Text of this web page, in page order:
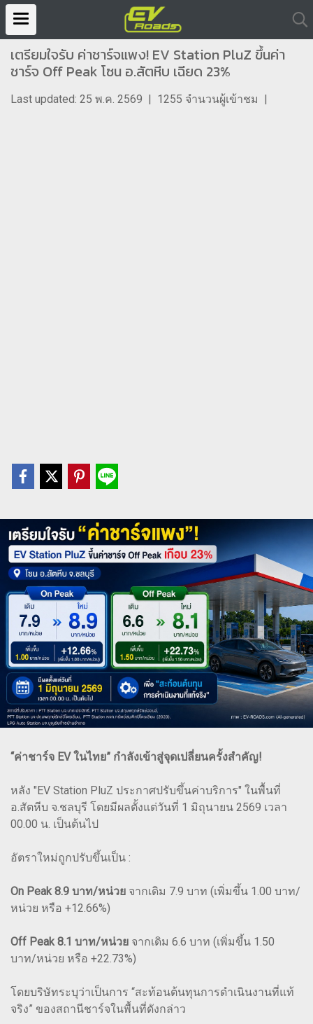
เตรียมใจรับ ค่าชาร์จแพง! EV Station PluZ ขึ้นค่า
ชาร์จ Off Peak โซน อ.สัตหีบ เฉียด 23%
Last updated: 25 พ.ค. 2569 | 1255 จำนวนผู้เข้าชม |
“ค่าชาร์จ EV ในไทย” กำลังเข้าสู่จุดเปลี่ยนครั้งสำคัญ!
หลัง "EV Station PluZ ประกาศปรับขึ้นค่าบริการ" ในพื้นที่
อ.สัตหีบ จ.ชลบุรี โดยมีผลตั้งแต่วันที่ 1 มิถุนายน 2569 เวลา
00.00 น. เป็นต้นไป
อัตราใหม่ถูกปรับขึ้นเป็น :
On Peak 8.9 บาท/หน่วย จากเดิม 7.9 บาท (เพิ่มขึ้น 1.00 บาท/
หน่วย หรือ +12.66%)
Off Peak 8.1 บาท/หน่วย จากเดิม 6.6 บาท (เพิ่มขึ้น 1.50
บาท/หน่วย หรือ +22.73%)
โดยบริษัทระบุว่าเป็นการ “สะท้อนต้นทุนการดำเนินงานที่แท้
จริง” ของสถานีชาร์จในพื้นที่ดังกล่าว